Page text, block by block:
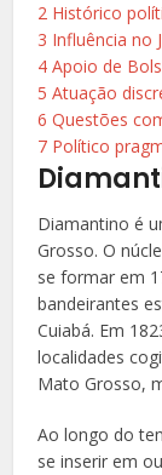
2 Histórico
3 Influência no
4 Apoio de
5 Atuação
6 Questões
7 Político
Diamantino é
Grosso. O
se formar em
bandeirantes
Cuiabá. Em
localidades
Mato Grosso,
Ao longo do
se inserir em